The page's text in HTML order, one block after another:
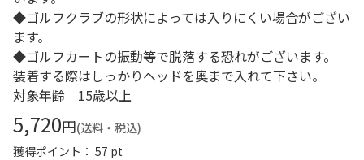
◆ゴルフクラブの形状によっては入りにくい場合がござい
ます。
◆ゴルフカートの振動等で脱落する恐れがございます。
装着する際はしっかりヘッドを奥まで入れて下さい。
対象年齢 15歳以上
5,720円(送料・税込)
獲得ポイント： 57 pt